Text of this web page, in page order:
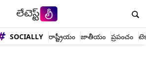
SOCIALLY రాష్ట్రీయం జాతీయం ప్రపంచం